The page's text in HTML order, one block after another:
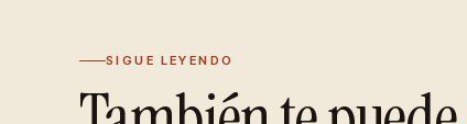
SIGUE LEYENDO